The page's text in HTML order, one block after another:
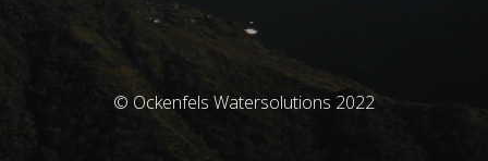
© Ockenfels Watersolutions 2022